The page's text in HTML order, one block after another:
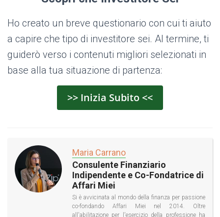
Ho creato un breve questionario con cui ti aiuto
a capire che tipo di investitore sei. Al termine, ti
guiderò verso i contenuti migliori selezionati in
base alla tua situazione di partenza:
>> Inizia Subito <<
Maria Carrano
Consulente Finanziario
Indipendente e Co-Fondatrice di
Affari Miei
Si è avvicinata al mondo della finanza per passione
co-fondando Affari Miei nel 2014. Oltre
all'abilitazione per l'esercizio della professione ha